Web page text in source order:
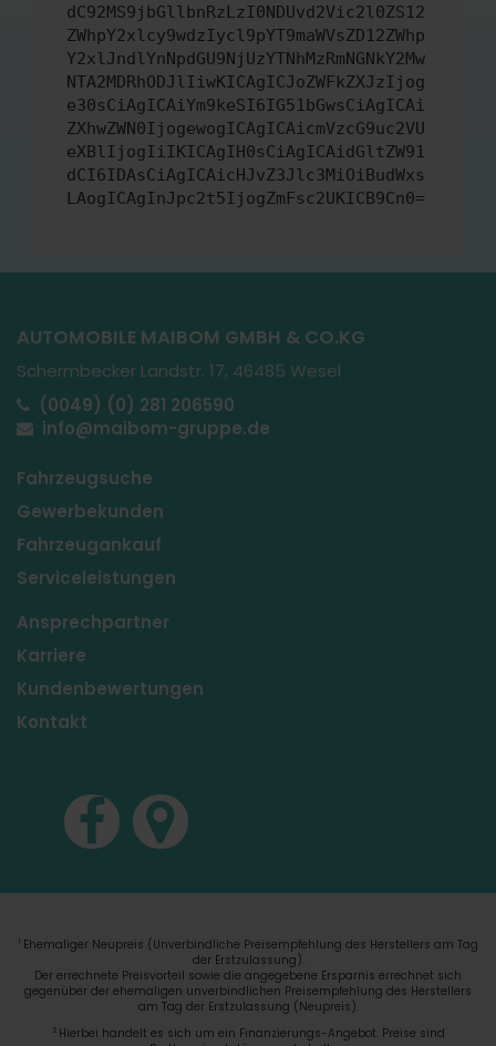
dC92MS9jbGllbnRzLzI0NDUvd2Vic2l0ZS12
ZWhpY2xlcy9wdzIycl9pYT9maWVsZD12ZWhp
Y2xlJndlYnNpdGU9NjUzYTNhMzRmNGNkY2Mw
NTA2MDRhODJlIiwKICAgICJoZWFkZXJzIjog
e30sCiAgICAiYm9keSI6IG51bGwsCiAgICAi
ZXhwZWN0IjogewogICAgICAicmVzcG9uc2VU
eXBlIjogIiIKICAgIH0sCiAgICAidGltZW91
dCI6IDAsCiAgICAicHJvZ3Jlc3MiOiBudWxs
LAogICAgInJpc2t5IjogZmFsc2UKICB9Cn0=
AUTOMOBILE MAIBOM GMBH & CO.KG
Schermbecker Landstr. 17, 46485 Wesel
(0049) (0) 281 206590
info@maibom-gruppe.de
Fahrzeugsuche
Gewerbekunden
Fahrzeugankauf
Serviceleistungen
Ansprechpartner
Karriere
Kundenbewertungen
Kontakt
1 Ehemaliger Neupreis (Unverbindliche Preisempfehlung des Herstellers am Tag
der Erstzulassung).
Der errechnete Preisvorteil sowie die angegebene Ersparnis errechnet sich
gegenüber der ehemaligen unverbindlichen Preisempfehlung des Herstellers
am Tag der Erstzulassung (Neupreis).
2 Hierbei handelt es sich um ein Finanzierungs-Angebot. Preise sind